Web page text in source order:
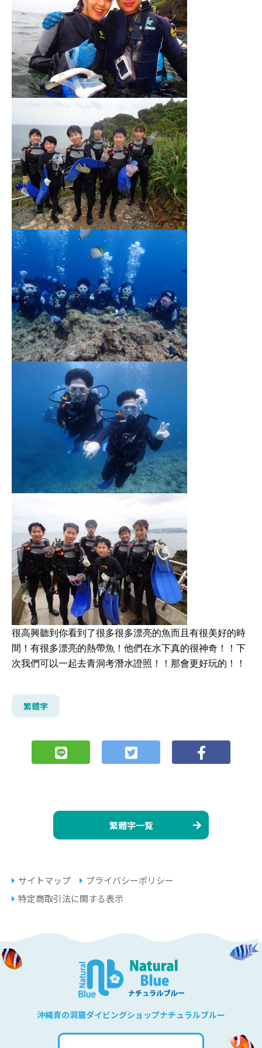
很高興聽到你看到了很多很多漂亮的魚而且有很美好的時
間！有很多漂亮的熱帶魚！他們在水下真的很神奇！！下
次我們可以一起去青洞考潛水證照！！那會更好玩的！！
繁體字
繁體字一覧
サイトマップ
プライバシーポリシー
特定商取引法に関する表示
沖縄青の洞窟ダイビングショップナチュラルブルー